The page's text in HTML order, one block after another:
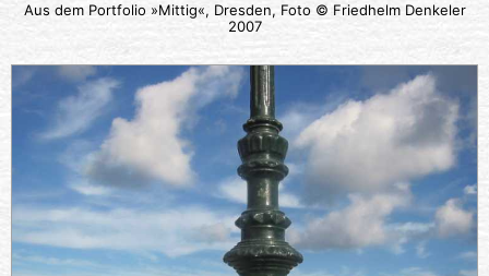
Aus dem Portfolio »Mittig«, Dresden, Foto © Friedhelm Denkeler
2007